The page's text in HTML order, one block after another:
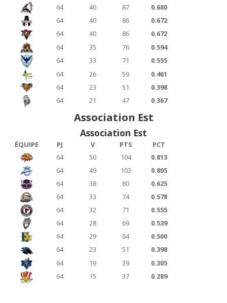
64
40 87
0.680
64
40 86
0.672
64
40 86
0.672
64
35 76
0.594
64
33 71
0.555
64
26 59
0.461
64
23 51
0.398
64
21 47 0.367
Association Est
Association Est
ÉQUIPE PJ V PTS
PCT
64
50 104
0.813
64
49 103
0.805
64
38 80
0.625
64
33 74
0.578
64
32 71
0.555
64
28 69
0.539
64
29 64
0.500
64
23 51
0.398
64
19 39
0.305
64
15 37 0.289